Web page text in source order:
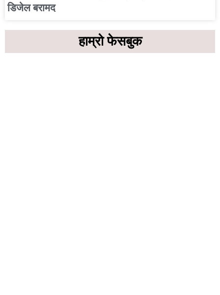
डिजेल बरामद
हाम्रो फेसबुक